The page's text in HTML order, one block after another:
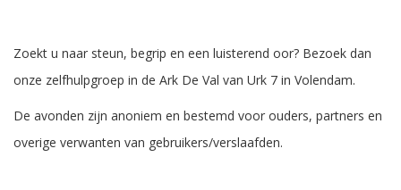
Zoekt u naar steun, begrip en een luisterend oor? Bezoek dan
onze zelfhulpgroep in de Ark De Val van Urk 7 in Volendam.
De avonden zijn anoniem en bestemd voor ouders, partners en
overige verwanten van gebruikers/verslaafden.